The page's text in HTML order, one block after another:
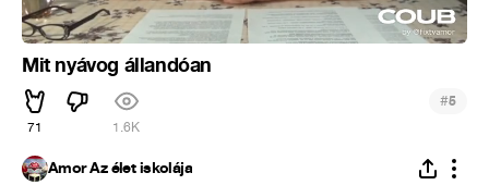
Mit nyávog állandóan
71 1.6K
#5
Ámor Az élet iskolája